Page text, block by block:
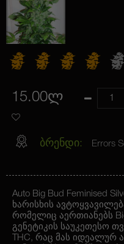
15.00ლ
ბრენდი: Errors
Auto Big Bud Feminised
ხარისხის
რომელიც აერთიანებს
გენეტიკის საუკეთესო
THC, რაც მას იდეალურ